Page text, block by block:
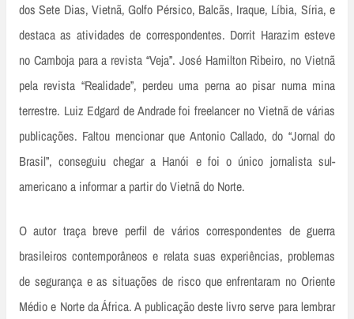
dos Sete Dias, Vietnã, Golfo Pérsico, Balcãs, Iraque, Líbia, Síria, e
destaca as atividades de correspondentes. Dorrit Harazim esteve
no Camboja para a revista “Veja”. José Hamilton Ribeiro, no Vietnã
pela revista “Realidade”, perdeu uma perna ao pisar numa mina
terrestre. Luiz Edgard de Andrade foi freelancer no Vietnã de várias
publicações. Faltou mencionar que Antonio Callado, do “Jornal do
Brasil”, conseguiu chegar a Hanói e foi o único jornalista sul­
americano a informar a partir do Vietnã do Norte.
O autor traça breve perfil de vários correspondentes de guerra
brasileiros contemporâneos e relata suas experiências, problemas
de segurança e as situações de risco que enfrentaram no Oriente
Médio e Norte da África. A publicação deste livro serve para lembrar